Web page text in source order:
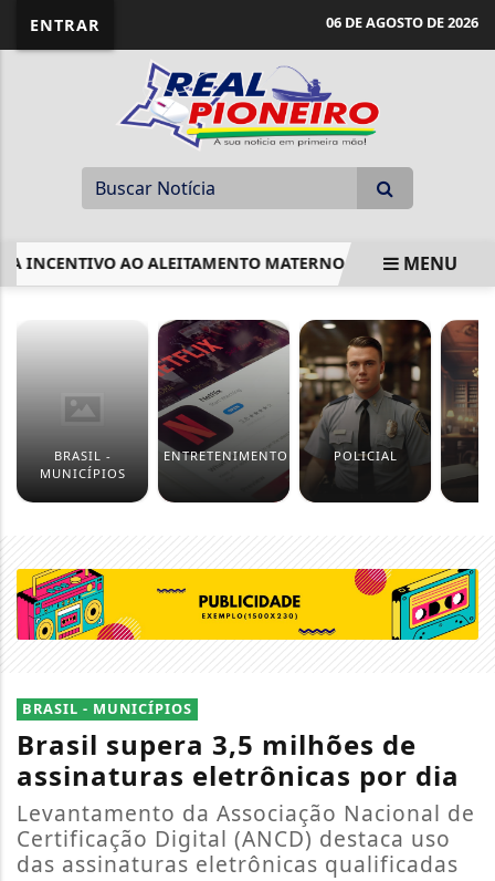
ENTRAR 06 DE AGOSTO DE 2026
AO ALEITAMENTO MATERNO EM CRECHESMENU
BRASIL -
MUNICÍPIOS
ENTRETENIMENTO POLICIAL
BRASIL - MUNICÍPIOS
Brasil supera 3,5 milhões de
assinaturas eletrônicas por dia
Levantamento da Associação Nacional de
Certificação Digital (ANCD) destaca uso
das assinaturas eletrônicas qualificadas